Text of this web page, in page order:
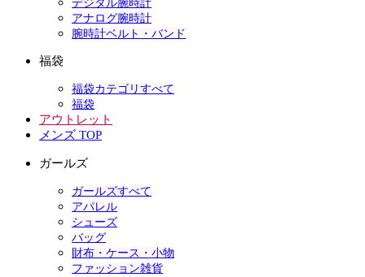
デジタル腕時計
アナログ腕時計
腕時計ベルト・バンド
福袋
福袋カテゴリすべて
福袋
アウトレット
メンズ TOP
ガールズ
ガールズすべて
アパレル
シューズ
バッグ
財布・ケース・小物
ファッション雑貨